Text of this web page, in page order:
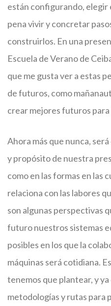
están configurando, elegir
pena vivir y concretar
construirlos. En una
Escuela de Verano de
que me gusta ver a estas
de futuros, como
crear mejores futuros
Ahora más que nunca,
y propósito de nuestra
como en las formas en las
relaciona con las labores
son algunas perspectivas
futuro nuestros sistemas
posibles en los que la
máquinas será cotidiana.
tenemos que plantear, y
metodologías y rutas para